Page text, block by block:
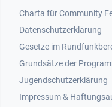
Footer 1
Charta für Community
Datenschutzerklärung
Gesetze im
Grundsätze der
Jugendschutzerklärung
Impressum &